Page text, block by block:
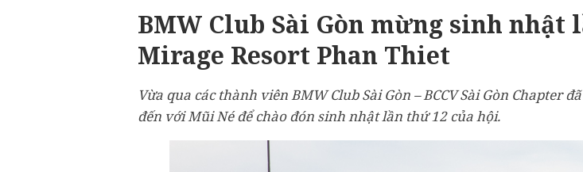
BMW Club Sài Gòn mừng sinh nhật
Mirage Resort Phan Thiet
Vừa qua các thành viên BMW Club Sài Gòn – BCCV Sài Gòn Chapter
đến với Mũi Né để chào đón sinh nhật lần thứ 12 của hội.